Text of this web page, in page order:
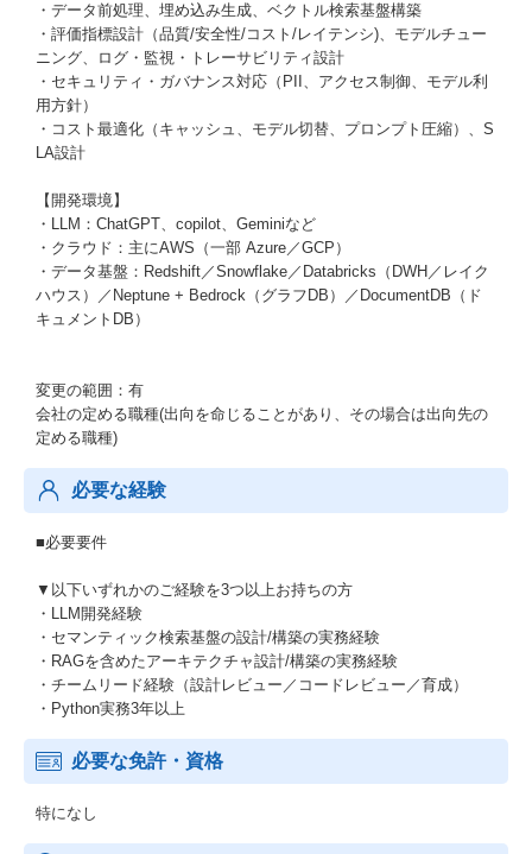
・データ前処理、埋め込み生成、ベクトル検索基盤構築
・評価指標設計（品質/安全性/コスト/レイテンシ)、モデルチュー
ニング、ログ・監視・トレーサビリティ設計
・セキュリティ・ガバナンス対応（PII、アクセス制御、モデル利
用方針）
・コスト最適化（キャッシュ、モデル切替、プロンプト圧縮）、S
LA設計
【開発環境】
・LLM：ChatGPT、copilot、Geminiなど
・クラウド：主にAWS（一部 Azure／GCP）
・データ基盤：Redshift／Snowflake／Databricks（DWH／レイク
ハウス）／Neptune + Bedrock（グラフDB）／DocumentDB（ド
キュメントDB）
変更の範囲：有
会社の定める職種(出向を命じることがあり、その場合は出向先の
定める職種)
必要な経験
■必要要件
▼以下いずれかのご経験を3つ以上お持ちの方
・LLM開発経験
・セマンティック検索基盤の設計/構築の実務経験
・RAGを含めたアーキテクチャ設計/構築の実務経験
・チームリード経験（設計レビュー／コードレビュー／育成）
・Python実務3年以上
必要な免許・資格
特になし